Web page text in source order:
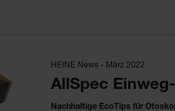
HEINE News - März 2022
AllSpec
Nachhaltige EcoTips für